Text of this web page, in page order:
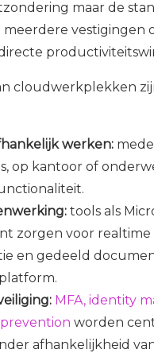
maar de
meerdere vestigingen
cloudwerkplekken
werken:
op kantoor of
tools als
zorgen voor realtime
en gedeeld
MFA, identity
worden
afhankelijkheid